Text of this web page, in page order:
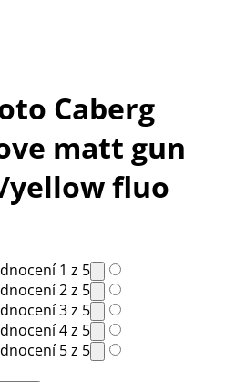
Caberg
matt gun
fluo
1 z 5
2 z 5
3 z 5
4 z 5
5 z 5